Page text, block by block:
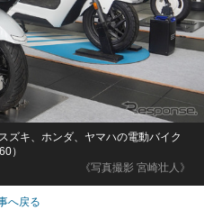
《写真撮影 宮崎壮人》
ズキ、ホンダ、ヤマハの電動バイク
）
へ戻る